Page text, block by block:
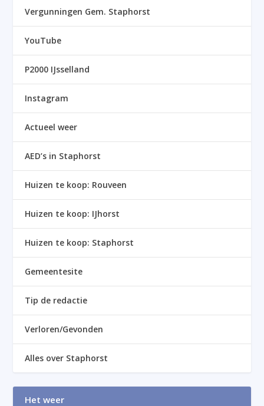
Vergunningen Gem. Staphorst
YouTube
P2000 IJsselland
Instagram
Actueel weer
AED’s in Staphorst
Huizen te koop: Rouveen
Huizen te koop: IJhorst
Huizen te koop: Staphorst
Gemeentesite
Tip de redactie
Verloren/Gevonden
Alles over Staphorst
Het weer